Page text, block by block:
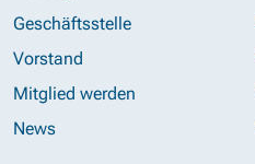
Geschäftsstelle
Vorstand
Mitglied werden
News